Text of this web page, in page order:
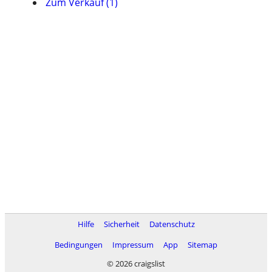
Hilfe Sicherheit
Datenschutz
Bedingungen
Impressum App
Sitemap
© 2026 craigslist